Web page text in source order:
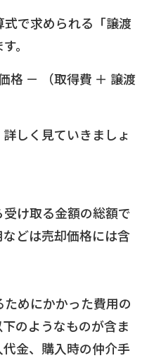
で求められる「譲渡
。
格 － （取得費 ＋ 譲渡
しく見ていきましょ
け取る金額の総額で
どは売却価格には含
めにかかった費用の
のようなものが含ま
金、購入時の仲介手